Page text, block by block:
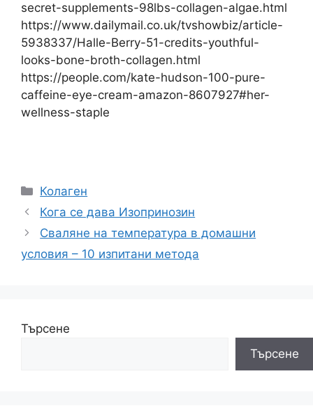
secret-supplements-98lbs-collagen-algae.html
https://www.dailymail.co.uk/tvshowbiz/article-
5938337/Halle-Berry-51-credits-youthful-
looks-bone-broth-collagen.html
https://people.com/kate-hudson-100-pure-
caffeine-eye-cream-amazon-8607927#her-
wellness-staple
Категории
Колаген
Кога се дава Изопринозин
Сваляне на температура в домашни
условия – 10 изпитани метода
Търсене
Търсене